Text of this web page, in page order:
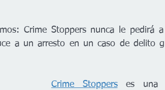
Crime Stoppers nunca le pedirá
a un arresto en un caso de delito
Crime Stoppers es una